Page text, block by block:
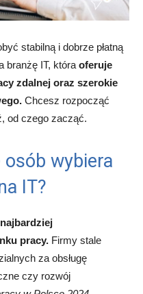
stabilną i dobrze płatną
branżę IT, która oferuje
zdalnej oraz szerokie
Chcesz rozpocząć
od czego zacząć.
wybiera
IT?
pracy. Firmy stale
za obsługę
czy rozwój